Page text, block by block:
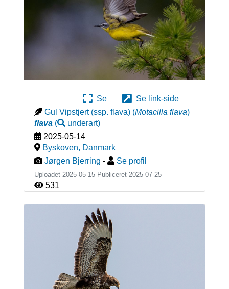
Se
Se link-side
Gul Vipstjert (ssp. flava) (Motacilla flava)
flava( underart)
2025-05-14
Byskoven, Danmark
Jørgen Bjerring - Se profil
Uploadet 2025-05-15 Publiceret 2025-07-25
531